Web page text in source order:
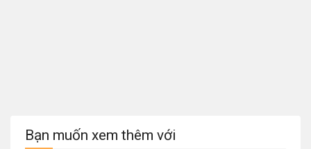
Bạn muốn xem thêm với